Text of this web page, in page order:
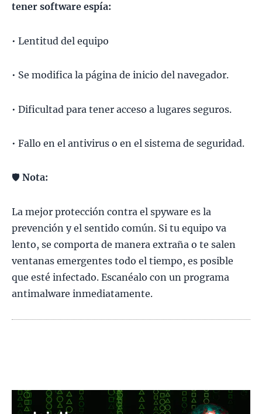
tener software espía:
• Lentitud del equipo
• Se modifica la página de inicio del navegador.
• Dificultad para tener acceso a lugares seguros.
• Fallo en el antivirus o en el sistema de seguridad.
🛡️ Nota:
La mejor protección contra el spyware es la
prevención y el sentido común. Si tu equipo va
lento, se comporta de manera extraña o te salen
ventanas emergentes todo el tiempo, es posible
que esté infectado. Escanéalo con un programa
antimalware inmediatamente.